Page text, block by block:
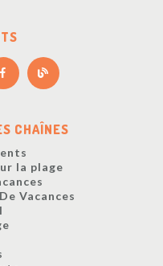
CHAÎNES
la plage
Vacances